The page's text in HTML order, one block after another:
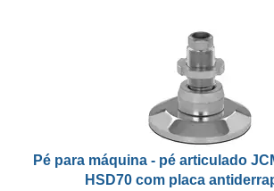
Pé para máquina - pé articulado
HSD70 com placa